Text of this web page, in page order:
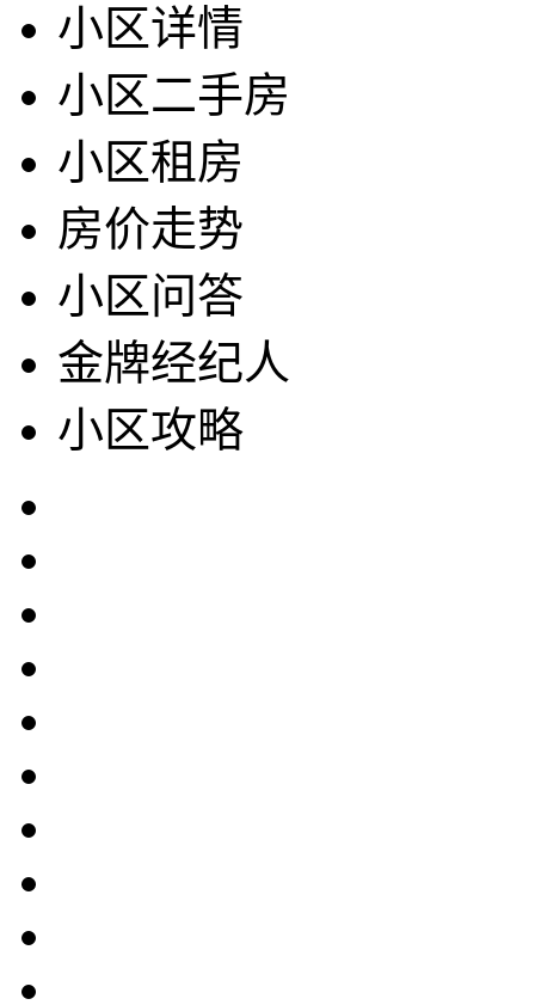
小区详情
小区二手房
小区租房
房价走势
小区问答
金牌经纪人
小区攻略